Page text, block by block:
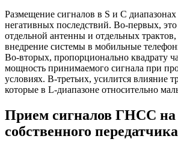
Размещение сигналов в S и C
негативных последствий. Во-первых, это
отдельной антенны и отдельных
внедрение системы в мобильные
Во-вторых, пропорционально квадрату
мощность принимаемого сигнала при
условиях. В-третьих, усилится влияние
которые в L-диапазоне относительно
Прием сигналов ГНСС на
собственного передатчика